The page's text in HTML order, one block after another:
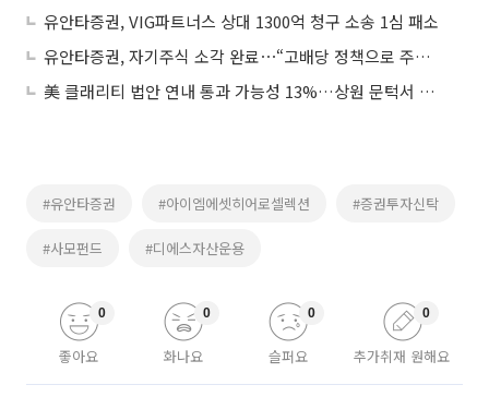
유안타증권, VIG파트너스 상대 1300억 청구 소송 1심 패소
유안타증권, 자기주식 소각 완료⋯“고배당 정책으로 주주환원”
美 클래리티 법안 연내 통과 가능성 13%…상원 문턱서 제동
#유안타증권 #아이엠에셋히어로셀렉션 #증권투자신탁
#사모펀드 #디에스자산운용
좋아요
0
화나요
0
슬퍼요
0
추가취재 원해요
0